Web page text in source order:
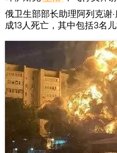
俄卫生部部长助理阿列克谢
成13人死亡，其中包括3名儿